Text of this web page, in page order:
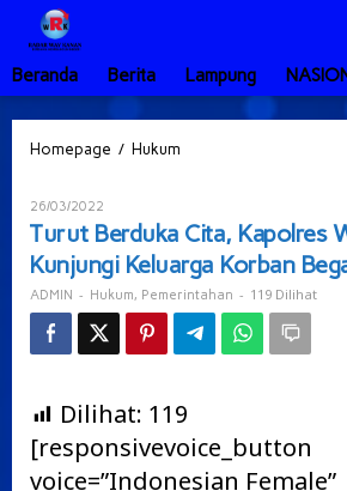
Lewati
konten
Beranda
Berita Lampung
Homepage / Hukum
Way
Kanan
Kunjungi
Keluarga
Korban
Begal
26/03/2022
ADMIN
Turut Berduka Cita, Kapolres
Kunjungi Keluarga Korban
ADMIN - Hukum, Pemerintahan - 119 Dilihat
Dilihat: 119
[responsivevoice_button
voice=”Indonesian Female”